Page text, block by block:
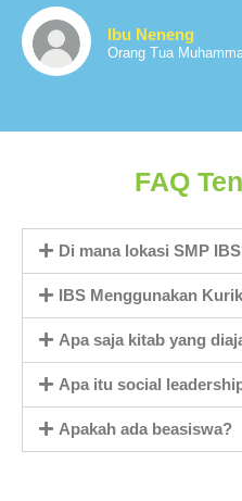
Ibu Neneng
Orang Tua
FAQ
Di mana lokasi SMP
IBS Menggunakan
Apa saja kitab yang
Apa itu social
Apakah ada beasiswa?